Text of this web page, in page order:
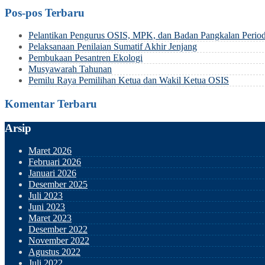
Pos-pos Terbaru
Pelantikan Pengurus OSIS, MPK, dan Badan Pangkalan
Pelaksanaan Penilaian Sumatif Akhir Jenjang
Pembukaan Pesantren Ekologi
Musyawarah Tahunan
Pemilu Raya Pemilihan Ketua dan Wakil Ketua OSIS
Komentar Terbaru
Arsip
Maret 2026
Februari 2026
Januari 2026
Desember 2025
Juli 2023
Juni 2023
Maret 2023
Desember 2022
November 2022
Agustus 2022